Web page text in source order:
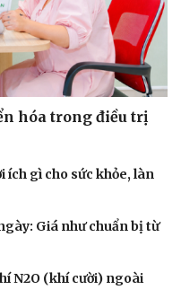
truyện đêm khuya
hóa trong điều trị
ích gì cho sức khỏe, làn
Giá như chuẩn bị từ
N2O (khí cười) ngoài